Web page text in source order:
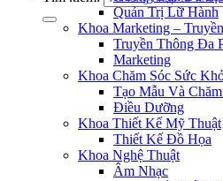
Quản Trị Lữ Hành
Khoa Marketing –
Truyền Thông Đa
Marketing
Khoa Chăm Sóc Sức
Tạo Mẫu Và
Điều Dưỡng
Khoa Thiết Kế Mỹ Thuật
Thiết Kế Đồ Họa
Khoa Nghệ Thuật
Âm Nhạc